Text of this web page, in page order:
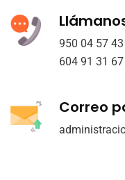
950 04 57 43
604 91 31 67
Correo